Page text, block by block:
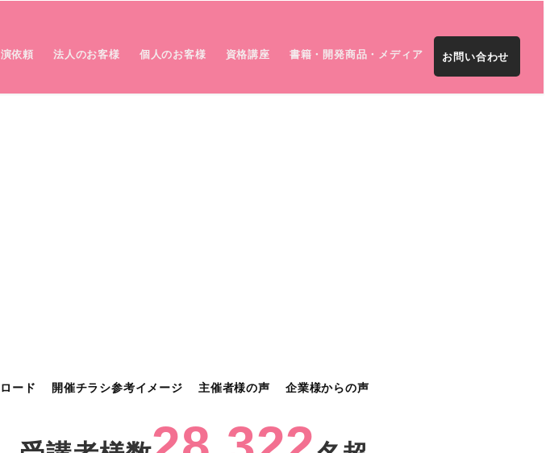
依頼 法人のお客様 個人のお客様 資格講座 書籍・開発商品・メディア お問い合わせ
ード 開催チラシ参考イメージ 主催者様の声 企業様からの声